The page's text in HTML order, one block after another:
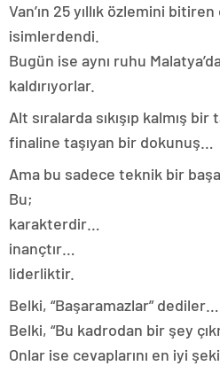
Van’ın 25 yıllık özlemini
isimlerdendi.
Bugün ise aynı ruhu
kaldırıyorlar.
Alt sıralarda sıkışıp kalmış bir
finaline taşıyan bir dokunuş…
Ama bu sadece teknik bir
Bu;
karakterdir…
inançtır…
liderliktir.
Belki, “Başaramazlar” dediler…
Belki, “Bu kadrodan bir şey
Onlar ise cevaplarını en iyi